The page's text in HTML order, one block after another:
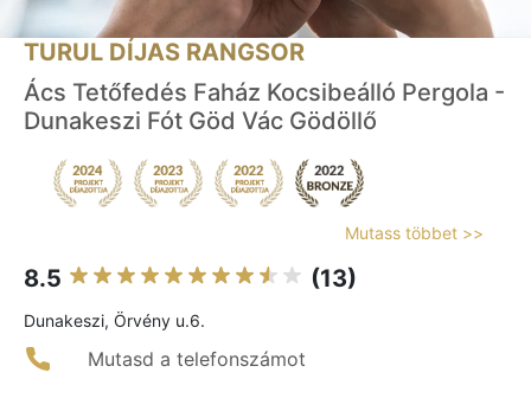
TURUL DÍJAS RANGSOR
Ács Tetőfedés Faház Kocsibeálló Pergola -
Dunakeszi Fót Göd Vác Gödöllő
Mutass többet >>
8.5 (13)
Dunakeszi, Örvény u.6.
Mutasd a telefonszámot